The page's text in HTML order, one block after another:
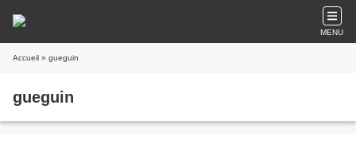
MENU
Accueil » gueguin
gueguin